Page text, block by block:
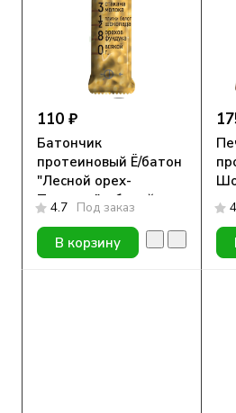
110 ₽
Батончик
протеиновый Ё/батон
"Лесной орех-
Печенье" в белой
глазури 40гр
4.7 Под заказ
В корзину